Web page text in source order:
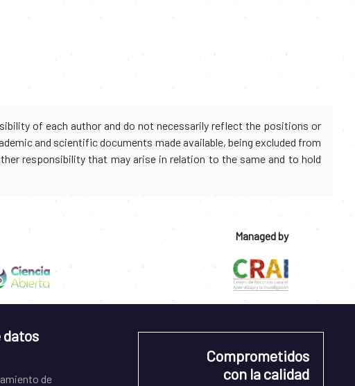
of each author and do not necessarily reflect the positions or
and scientific documents made available, being excluded from
responsibility that may arise in relation to the same and to hold
Managed by
datos
de
Comprometidos
con la calidad